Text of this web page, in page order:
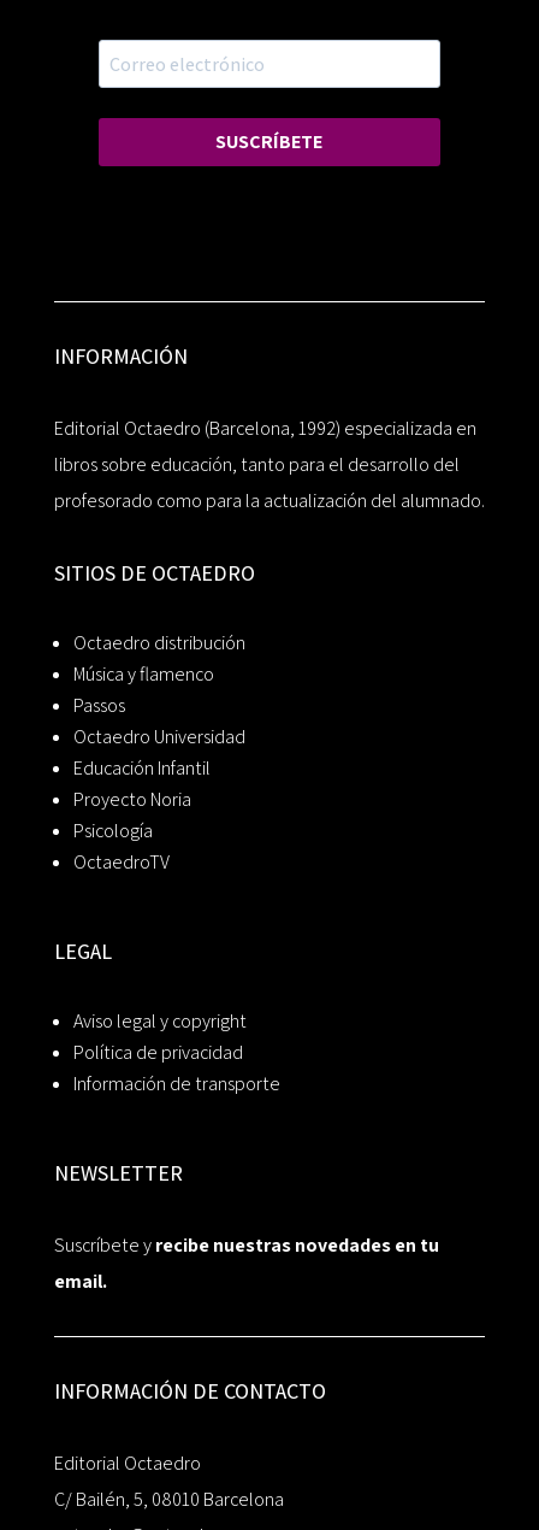
SUSCRÍBETE
INFORMACIÓN
Editorial Octaedro (Barcelona, 1992) especializada en
libros sobre educación, tanto para el desarrollo del
profesorado como para la actualización del alumnado.
SITIOS DE OCTAEDRO
Octaedro distribución
Música y flamenco
Passos
Octaedro Universidad
Educación Infantil
Proyecto Noria
Psicología
OctaedroTV
LEGAL
Aviso legal y copyright
Política de privacidad
Información de transporte
NEWSLETTER
Suscríbete yrecibe nuestras novedades en tu
email.
INFORMACIÓN DE CONTACTO
Editorial Octaedro
C/ Bailén, 5, 08010 Barcelona